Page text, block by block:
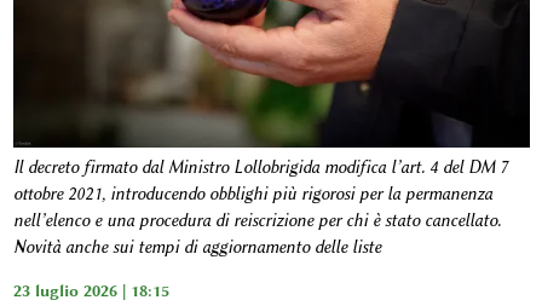
Il decreto firmato dal Ministro Lollobrigida modifica l’art. 4 del DM 7
ottobre 2021, introducendo obblighi più rigorosi per la permanenza
nell’elenco e una procedura di reiscrizione per chi è stato cancellato.
Novità anche sui tempi di aggiornamento delle liste
23 luglio 2026 | 18:15